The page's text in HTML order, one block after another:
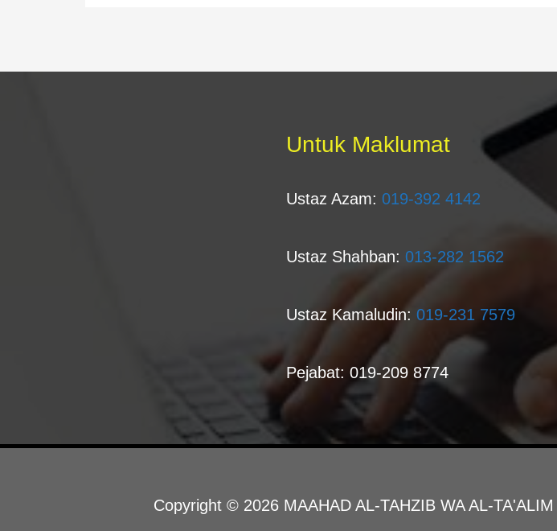
Untuk Maklumat
Ustaz Azam: 019-392 4142
Ustaz Shahban: 013-282 1562
Ustaz Kamaludin: 019-231 7579
Pejabat: 019-209 8774
Copyright © 2026 MAAHAD AL-TAHZIB WA AL-TA'ALIM